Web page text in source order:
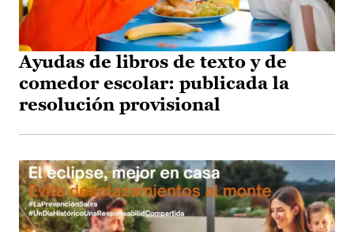
Ayudas de libros de texto y de
comedor escolar: publicada la
resolución provisional